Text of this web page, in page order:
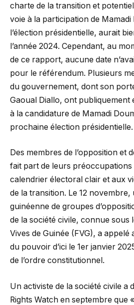
charte de la transition et
voie à la participation de
l’élection présidentielle, aurait
l’année 2024. Cependant, au
de ce rapport, aucune date
pour le référendum. Plusieurs
du gouvernement, dont son
Gaoual Diallo, ont publiquement
à la candidature de Mamadi
prochaine élection présidentielle.
Des membres de l’opposition et
fait part de leurs préoccupations
calendrier électoral clair et aux
de la transition. Le 12 novembre,
guinéenne de groupes
de la société civile, connue sous
Vives de Guinée (FVG), a appelé
du pouvoir d’ici le 1er janvier
de l’ordre constitutionnel.
Un activiste de la société civile a
Rights Watch en septembre que